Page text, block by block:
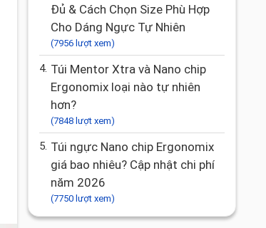
Đủ & Cách Chọn Size Phù Hợp
Cho Dáng Ngực Tự Nhiên
(7956 lượt xem)
4. Túi Mentor Xtra và Nano chip
Ergonomix loại nào tự nhiên
hơn?
(7848 lượt xem)
5. Túi ngực Nano chip Ergonomix
giá bao nhiêu? Cập nhật chi phí
năm 2026
(7750 lượt xem)